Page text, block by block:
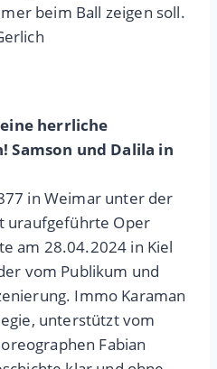
beim Ball zeigen soll.
herrliche
Samson und Dalila in
in Weimar unter der
uraufgeführte Oper
am 28.04.2024 in Kiel
vom Publikum und
Immo Karaman
unterstützt vom
Fabian